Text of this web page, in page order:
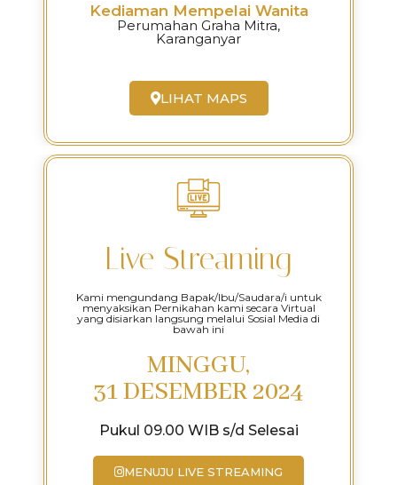
Kediaman Mempelai Wanita
Perumahan Graha Mitra,
Karanganyar
LIHAT MAPS
Live Streaming
Kami mengundang Bapak/Ibu/Saudara/i untuk
menyaksikan Pernikahan kami secara Virtual
yang disiarkan langsung melalui Sosial Media di
bawah ini
MINGGU,
31 DESEMBER 2024
Pukul 09.00 WIB s/d Selesai
MENUJU LIVE STREAMING